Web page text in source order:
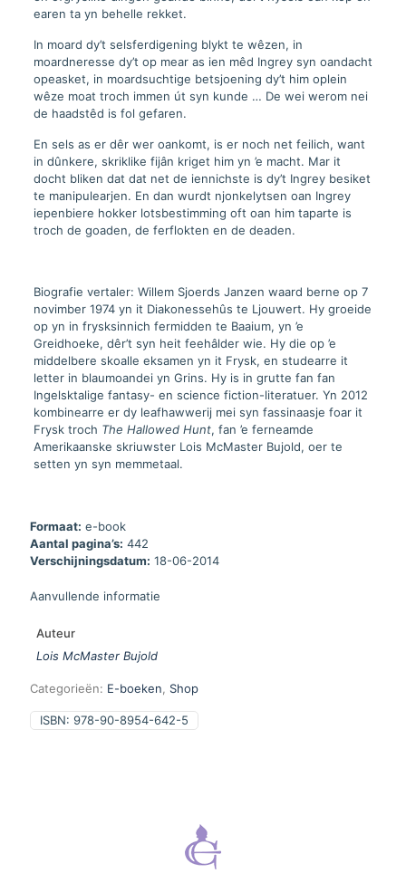
earen ta yn behelle rekket.
In moard dy’t selsferdigening blykt te wêzen, in
moardneresse dy’t op mear as ien mêd Ingrey syn oandacht
opeasket, in moardsuchtige betsjoening dy’t him oplein
wêze moat troch immen út syn kunde … De wei werom nei
de haadstêd is fol gefaren.
En sels as er dêr wer oankomt, is er noch net feilich, want
in dûnkere, skriklike fijân kriget him yn ’e macht. Mar it
docht bliken dat dat net de iennichste is dy’t Ingrey besiket
te manipulearjen. En dan wurdt njonkelytsen oan Ingrey
iepenbiere hokker lotsbestimming oft oan him taparte is
troch de goaden, de ferflokten en de deaden.
Biografie vertaler: Willem Sjoerds Janzen waard berne op 7
novimber 1974 yn it Diakonessehûs te Ljouwert. Hy groeide
op yn in frysksinnich fermidden te Baaium, yn ’e
Greidhoeke, dêr’t syn heit feehâlder wie. Hy die op ’e
middelbere skoalle eksamen yn it Frysk, en studearre it
letter in blaumoandei yn Grins. Hy is in grutte fan fan
Ingelsktalige fantasy- en science fiction-literatuer. Yn 2012
kombinearre er dy leafhawwerij mei syn fassinaasje foar it
Frysk troch The Hallowed Hunt, fan ’e ferneamde
Amerikaanske skriuwster Lois McMaster Bujold, oer te
setten yn syn memmetaal.
Formaat: e-book
Aantal pagina’s: 442
Verschijningsdatum: 18-06-2014
Aanvullende informatie
Auteur
Lois McMaster Bujold
Categorieën: E-boeken Shop
ISBN: 978-90-8954-642-5